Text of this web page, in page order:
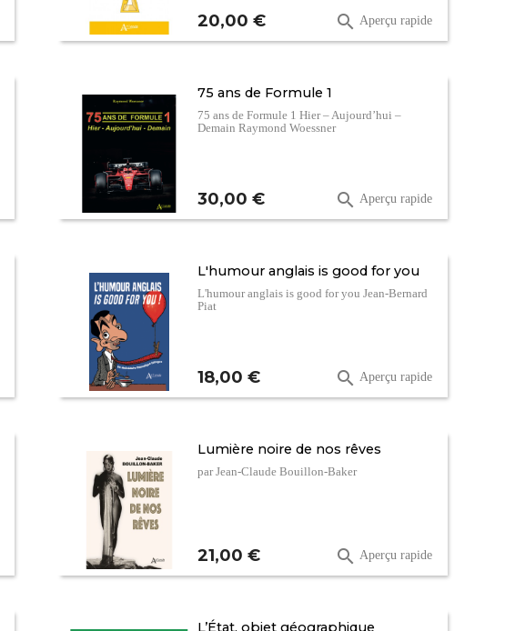
Prix
20,00 €  Aperçu rapide
75 ans de Formule 1
75 ans de Formule 1 Hier – Aujourd’hui –
Demain Raymond Woessner
Prix
30,00 €  Aperçu rapide
L'humour anglais is good for you
L'humour anglais is good for you Jean-Bernard
Piat
Prix
18,00 €  Aperçu rapide
Lumière noire de nos rêves
par Jean-Claude Bouillon-Baker
Prix
21,00 €  Aperçu rapide
L’État, objet géographique